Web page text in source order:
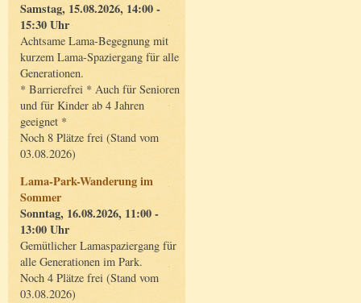
Samstag, 15.08.2026, 14:00 -
15:30 Uhr
Achtsame Lama-Begegnung mit
kurzem Lama-Spaziergang für alle
Generationen.
* Barrierefrei * Auch für Senioren
und für Kinder ab 4 Jahren
geeignet *
Noch 8 Plätze frei (Stand vom
03.08.2026)
Lama-Park-Wanderung im
Sommer
Sonntag, 16.08.2026, 11:00 -
13:00 Uhr
Gemütlicher Lamaspaziergang für
alle Generationen im Park.
Noch 4 Plätze frei (Stand vom
03.08.2026)